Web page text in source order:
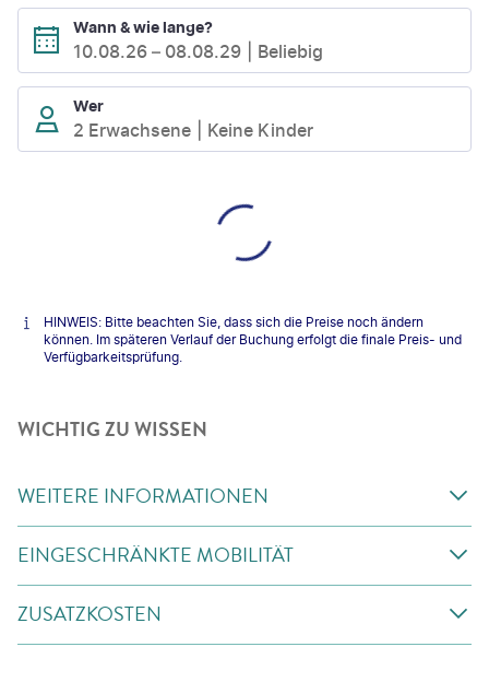
Wann & wie lange?
10.08.26 – 08.08.29 Beliebig
Wer
2 Erwachsene Keine Kinder
HINWEIS: Bitte beachten Sie, dass sich die Preise noch ändern
können. Im späteren Verlauf der Buchung erfolgt die finale Preis- und
Verfügbarkeitsprüfung.
WICHTIG ZU WISSEN
WEITERE INFORMATIONEN
EINGESCHRÄNKTE MOBILITÄT
ZUSATZKOSTEN